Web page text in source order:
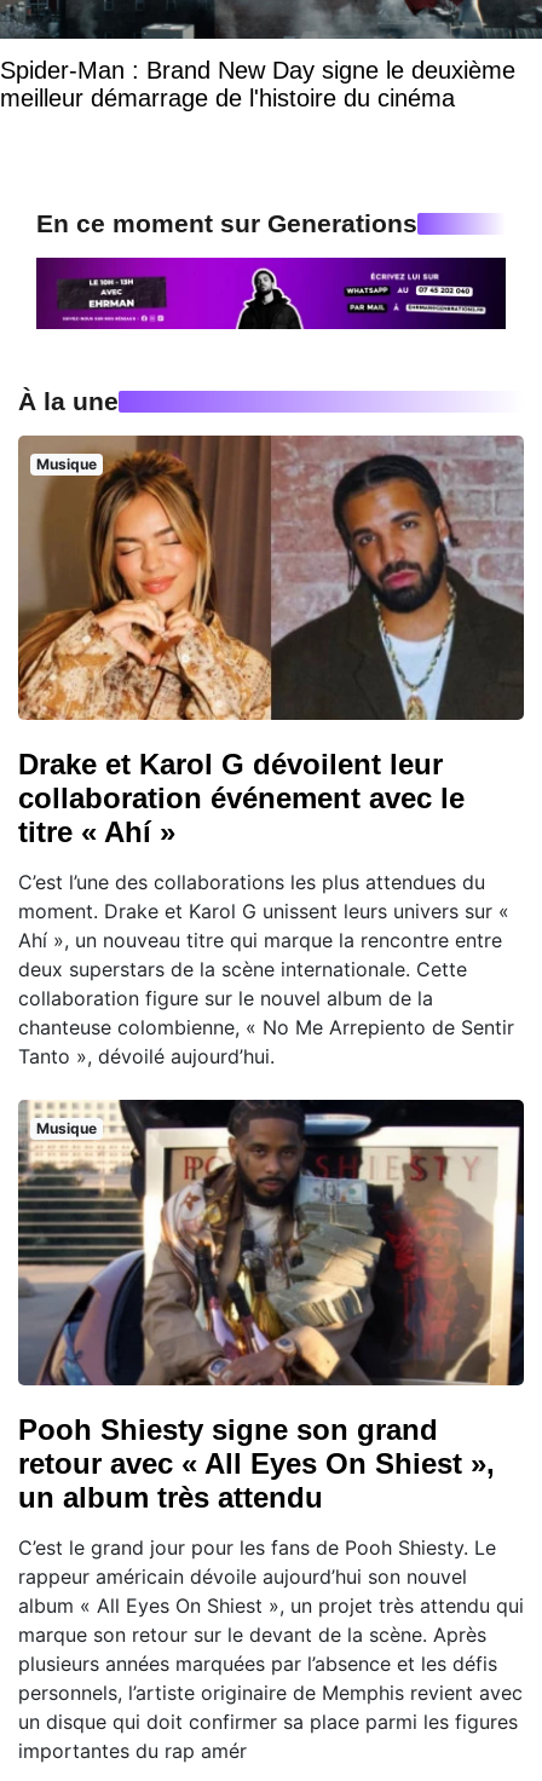
Spider-Man : Brand New Day signe le deuxième
meilleur démarrage de l'histoire du cinéma
En ce moment sur Generations
À la une
Musique
Drake et Karol G dévoilent leur
collaboration événement avec le
titre « Ahí »
C’est l’une des collaborations les plus attendues du
moment. Drake et Karol G unissent leurs univers sur «
Ahí », un nouveau titre qui marque la rencontre entre
deux superstars de la scène internationale. Cette
collaboration figure sur le nouvel album de la
chanteuse colombienne, « No Me Arrepiento de Sentir
Tanto », dévoilé aujourd’hui.
Musique
Pooh Shiesty signe son grand
retour avec « All Eyes On Shiest »,
un album très attendu
C’est le grand jour pour les fans de Pooh Shiesty. Le
rappeur américain dévoile aujourd’hui son nouvel
album « All Eyes On Shiest », un projet très attendu qui
marque son retour sur le devant de la scène. Après
plusieurs années marquées par l’absence et les défis
personnels, l’artiste originaire de Memphis revient avec
un disque qui doit confirmer sa place parmi les figures
importantes du rap amér